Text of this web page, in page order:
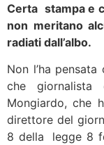
Certa stampa e
non meritano
radiati dall’albo.
Non l’ha
che giornalista
Mongiardo, che
direttore del
8 della
legge 8